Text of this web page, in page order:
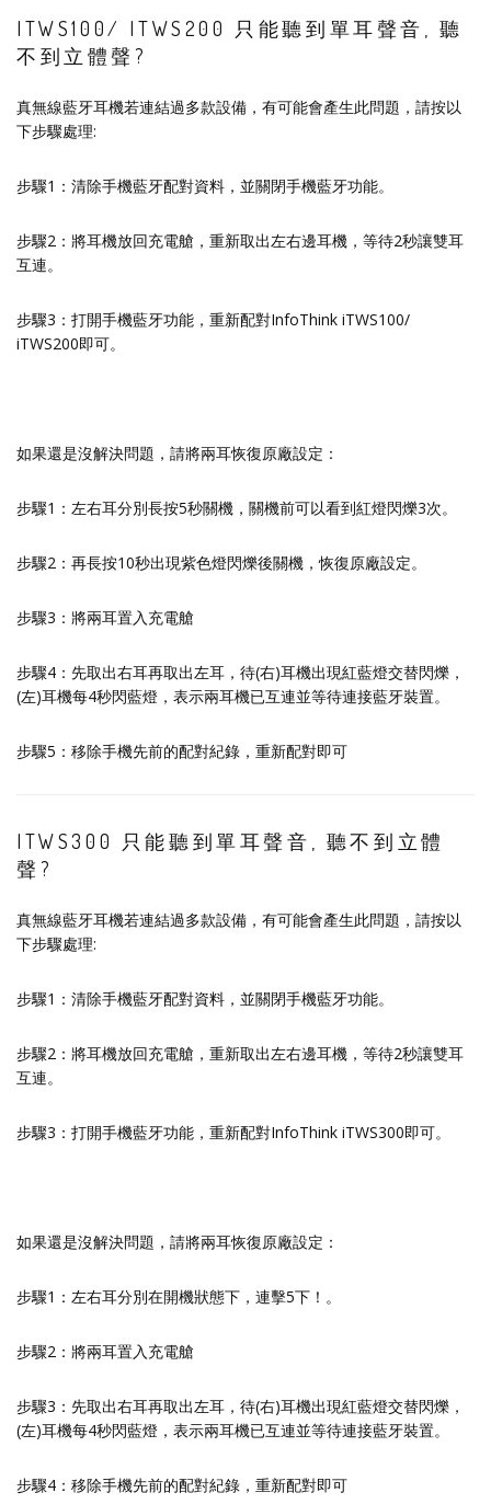
ITWS100/ ITWS200 只能聽到單耳聲音, 聽
不到立體聲?
真無線藍牙耳機若連結過多款設備，有可能會產生此問題，請按以
下步驟處理:
步驟1：清除手機藍牙配對資料，並關閉手機藍牙功能。
步驟2：將耳機放回充電艙，重新取出左右邊耳機，等待2秒讓雙耳
互連。
步驟3：打開手機藍牙功能，重新配對InfoThink iTWS100/
iTWS200即可。
如果還是沒解決問題，請將兩耳恢復原廠設定：
步驟1：左右耳分別長按5秒關機，關機前可以看到紅燈閃爍3次。
步驟2：再長按10秒出現紫色燈閃爍後關機，恢復原廠設定。
步驟3：將兩耳置入充電艙
步驟4：先取出右耳再取出左耳，待(右)耳機出現紅藍燈交替閃爍，
(左)耳機每4秒閃藍燈，表示兩耳機已互連並等待連接藍牙裝置。
步驟5：移除手機先前的配對紀錄，重新配對即可
ITWS300 只能聽到單耳聲音, 聽不到立體
聲?
真無線藍牙耳機若連結過多款設備，有可能會產生此問題，請按以
下步驟處理:
步驟1：清除手機藍牙配對資料，並關閉手機藍牙功能。
步驟2：將耳機放回充電艙，重新取出左右邊耳機，等待2秒讓雙耳
互連。
步驟3：打開手機藍牙功能，重新配對InfoThink iTWS300即可。
如果還是沒解決問題，請將兩耳恢復原廠設定：
步驟1：左右耳分別在開機狀態下，連擊5下！。
步驟2：將兩耳置入充電艙
步驟3：先取出右耳再取出左耳，待(右)耳機出現紅藍燈交替閃爍，
(左)耳機每4秒閃藍燈，表示兩耳機已互連並等待連接藍牙裝置。
步驟4：移除手機先前的配對紀錄，重新配對即可